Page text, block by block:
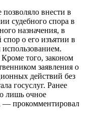
внести в
судебного спора в
назначения, в
о его изъятии в
Кроме того, законом
заявления о
действий без
госуслуг. Ранее
лишь очное
— прокомментировал